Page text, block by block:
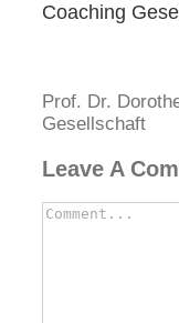
Coaching
Prof. Dr.
Gesellschaft
Leave A